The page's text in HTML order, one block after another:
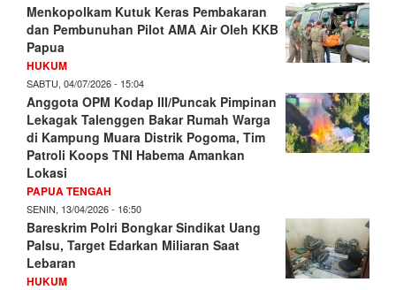
Menkopolkam Kutuk Keras Pembakaran
dan Pembunuhan Pilot AMA Air Oleh KKB
Papua
HUKUM
SABTU, 04/07/2026 - 15:04
Anggota OPM Kodap III/Puncak Pimpinan
Lekagak Talenggen Bakar Rumah Warga
di Kampung Muara Distrik Pogoma, Tim
Patroli Koops TNI Habema Amankan
Lokasi
PAPUA TENGAH
SENIN, 13/04/2026 - 16:50
Bareskrim Polri Bongkar Sindikat Uang
Palsu, Target Edarkan Miliaran Saat
Lebaran
HUKUM